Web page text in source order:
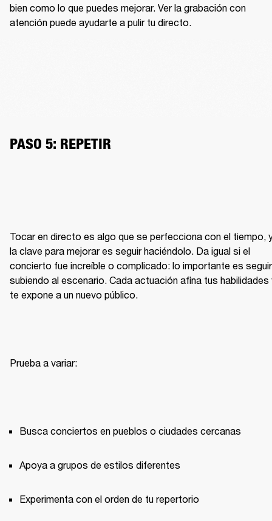
bien como lo que puedes mejorar. Ver la grabación con
atención puede ayudarte a pulir tu directo.
PASO 5: REPETIR
Tocar en directo es algo que se perfecciona con el tiempo,
la clave para mejorar es seguir haciéndolo. Da igual si el
concierto fue increíble o complicado: lo importante es seguir
subiendo al escenario. Cada actuación afina tus habilidades
te expone a un nuevo público.
Prueba a variar:
Busca conciertos en pueblos o ciudades cercanas
Apoya a grupos de estilos diferentes
Experimenta con el orden de tu repertorio